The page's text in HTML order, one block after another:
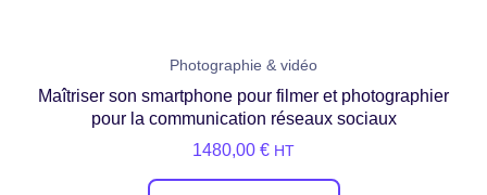
Photographie & vidéo
Maîtriser son smartphone pour filmer et photographier
pour la communication réseaux sociaux
1480,00 € HT